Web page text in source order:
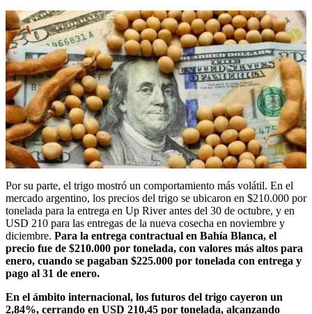
Por su parte, el trigo mostró un comportamiento más volátil. En el
mercado argentino, los precios del trigo se ubicaron en $210.000 por
tonelada para la entrega en Up River antes del 30 de octubre, y en
USD 210 para las entregas de la nueva cosecha en noviembre y
diciembre. Para la entrega contractual en Bahía Blanca, el
precio fue de $210.000 por tonelada, con valores más altos para
enero, cuando se pagaban $225.000 por tonelada con entrega y
pago al 31 de enero.
En el ámbito internacional, los futuros del trigo cayeron un
2,84%, cerrando en USD 210,45 por tonelada, alcanzando